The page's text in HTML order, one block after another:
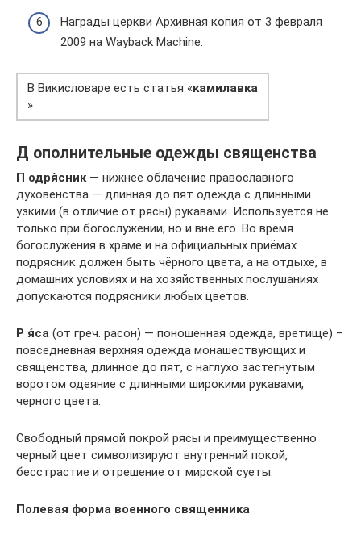
Награды церкви Архивная копия от 3 февраля
2009 на Wayback Machine.
В Викисловаре есть статья «камилавка
»
Д ополнительные одежды священства
П одря́сник— нижнее облачение православного
духовенства — длинная до пят одежда с длинными
узкими (в отличие от рясы) рукавами. Используется не
только при богослужении, но и вне его. Во время
богослужения в храме и на официальных приёмах
подрясник должен быть чёрного цвета, а на отдыхе, в
домашних условиях и на хозяйственных послушаниях
допускаются подрясники любых цветов.
Р я́са (от греч. расон) — поношенная одежда, вретище) –
повседневная верхняя одежда монашествующих и
священства, длинное до пят, с наглухо застегнутым
воротом одеяние с длинными широкими рукавами,
черного цвета.
Свободный прямой покрой рясы и преимущественно
черный цвет символизируют внутренний покой,
бесстрастие и отрешение от мирской суеты.
Полевая форма военного священника